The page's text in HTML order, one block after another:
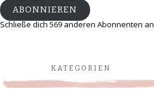
ABONNIEREN
Schließe dich 569 anderen Abonnenten an
KATEGORIEN